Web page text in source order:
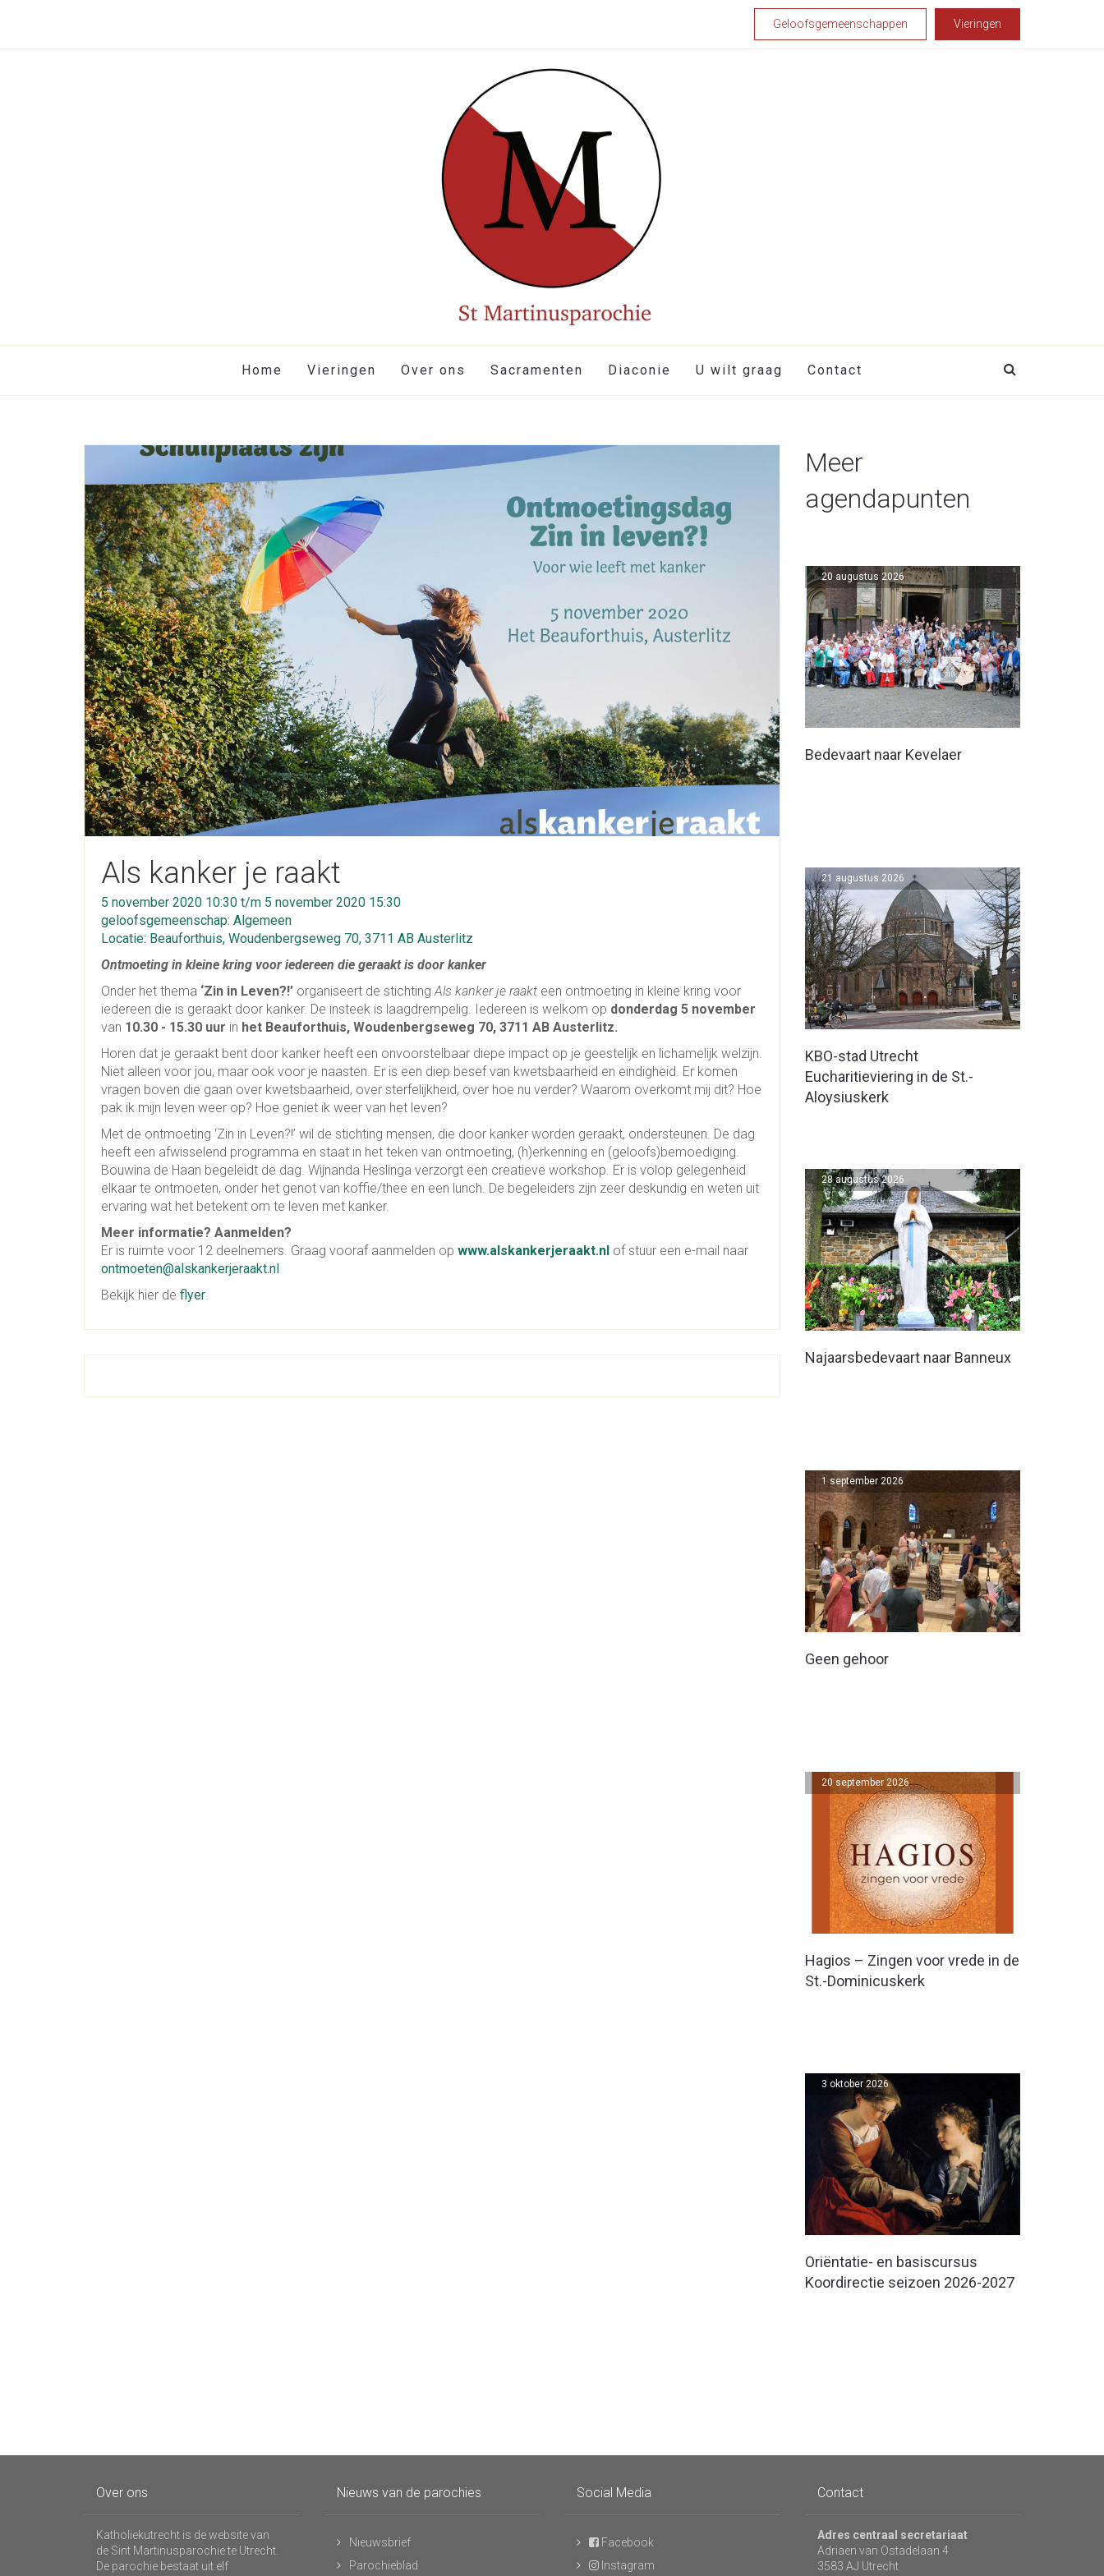
Geloofsgemeenschappen Vieringen
Home Vieringen Over ons Sacramenten Diaconie U wilt graag Contact
Als kanker je raakt
5 november 2020 10:30 t/m 5 november 2020 15:30
geloofsgemeenschap: Algemeen
Locatie: Beauforthuis, Woudenbergseweg 70, 3711 AB Austerlitz
Ontmoeting in kleine kring voor iedereen die geraakt is door kanker
Onder het thema ‘Zin in Leven?!’ organiseert de stichtingAls kanker je raakt een ontmoeting in kleine kring voor
iedereen die is geraakt door kanker. De insteek is laagdrempelig. Iedereen is welkom op donderdag 5 november
van 10.30 - 15.30 uur in het Beauforthuis, Woudenbergseweg 70, 3711 AB Austerlitz.
Horen dat je geraakt bent door kanker heeft een onvoorstelbaar diepe impact op je geestelijk en lichamelijk welzijn.
Niet alleen voor jou, maar ook voor je naasten. Er is een diep besef van kwetsbaarheid en eindigheid. Er komen
vragen boven die gaan over kwetsbaarheid, over sterfelijkheid, over hoe nu verder? Waarom overkomt mij dit? Hoe
pak ik mijn leven weer op? Hoe geniet ik weer van het leven?
Met de ontmoeting ‘Zin in Leven?!’ wil de stichting mensen, die door kanker worden geraakt, ondersteunen. De dag
heeft een afwisselend programma en staat in het teken van ontmoeting, (h)erkenning en (geloofs)bemoediging.
Bouwina de Haan begeleidt de dag. Wijnanda Heslinga verzorgt een creatieve workshop. Er is volop gelegenheid
elkaar te ontmoeten, onder het genot van koffie/thee en een lunch. De begeleiders zijn zeer deskundig en weten uit
ervaring wat het betekent om te leven met kanker.
Meer informatie? Aanmelden?
Er is ruimte voor 12 deelnemers. Graag vooraf aanmelden op www.alskankerjeraakt.nl of stuur een e-mail naar
ontmoeten@alskankerjeraakt.nl
Bekijk hier de flyer.
Meer
agendapunten
Bedevaart naar Kevelaer
20 augustus 2026
KBO-stad Utrecht
Eucharitieviering in de St.-
Aloysiuskerk
21 augustus 2026
Najaarsbedevaart naar Banneux
28 augustus 2026
Geen gehoor
1 september 2026
Hagios – Zingen voor vrede in de
St.-Dominicuskerk
20 september 2026
Oriëntatie- en basiscursus
Koordirectie seizoen 2026-2027
3 oktober 2026
Over ons
Katholiekutrecht is de website van
de Sint Martinusparochie te Utrecht.
De parochie bestaat uit elf
Nieuws van de parochies
Nieuwsbrief
Parochieblad
Social Media
Facebook
Instagram
Contact
Adres centraal secretariaat
Adriaen van Ostadelaan 4
3583 AJ Utrecht